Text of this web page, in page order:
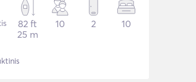
82 ft
25 m
10 2 10